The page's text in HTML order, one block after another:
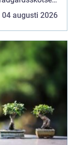
04 augusti 2026